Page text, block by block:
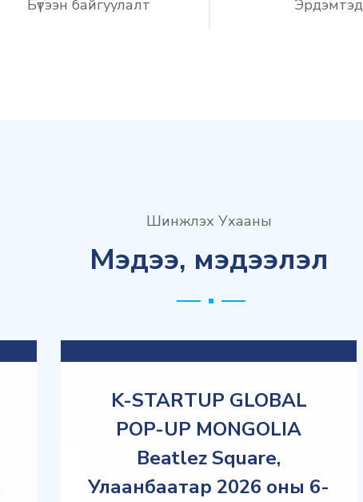
Бүтээн байгуулалт Эрдэмтэд
Шинжлэх Ухааны
Мэдээ, мэдээлэл
K-STARTUP GLOBAL
POP-UP MONGOLIA
Beatlez Square,
Улаанбаатар 2026 оны 6-